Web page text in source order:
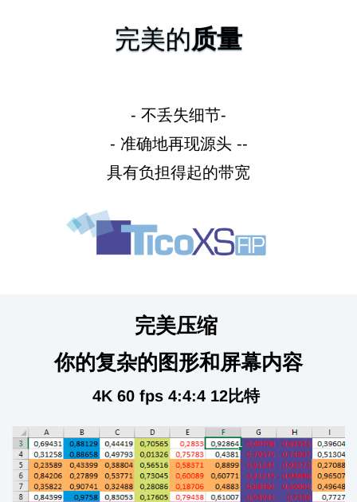
完美的质量
- 不丢失细节-
- 准确地再现源头 --
具有负担得起的带宽
完美压缩
你的复杂的图形和屏幕内容
4K 60 fps 4:4:4 12比特